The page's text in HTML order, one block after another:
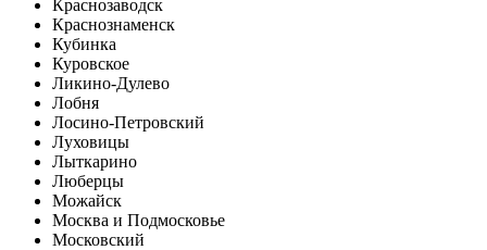
Краснозаводск
Краснознаменск
Кубинка
Куровское
Ликино-Дулево
Лобня
Лосино-Петровский
Луховицы
Лыткарино
Люберцы
Можайск
Москва и Подмосковье
Московский